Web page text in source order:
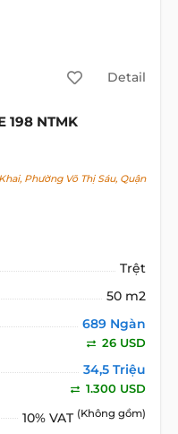
Detail
198 NTMK
Phường Võ Thị Sáu, Quận
Trệt
50 m2
689 Ngàn
26 USD
34,5 Triệu
1.300 USD
10% VAT (Không gồm)